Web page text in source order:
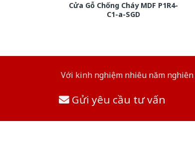
Cửa Gỗ Chống Cháy MDF P1R4-
C1-a-SGD
Với kinh nghiệm nhiêu năm nghiên
Gửi yêu cầu tư vấn